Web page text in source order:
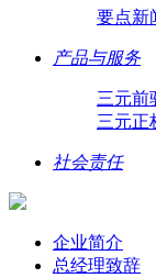
要点新
产品与服务
三元前
三元正
社会责任
企业简介
总经理致辞